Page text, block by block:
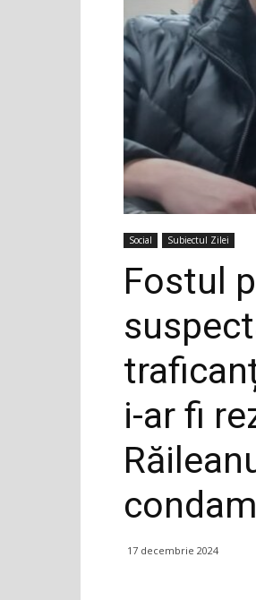
Social Subiectul Zilei
Fostul
i-ar fi
17 decembrie 2024